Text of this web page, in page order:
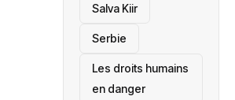
Salva Kiir
‎Serbie
Les droits humains
en danger